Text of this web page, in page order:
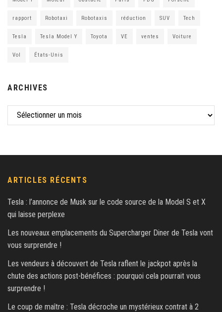
rapport Robotaxi Robotaxis réduction SUV Tech
Tesla Tesla Model Y Toyota VE ventes Voiture
Vol États-Unis
ARCHIVES
ARTICLES RÉCENTS
Tesla : l’annonce de Musk sur le code source de la Model S et X
qui laisse perplexe
Les nouveaux emplacements du Supercharger Diner de Tesla vont
vous surprendre !
Les vendeurs à découvert de Tesla raflent le jackpot après la
chute des actions post-bénéfices : pourquoi cela pourrait vous
surprendre !
Le coup de maître : Tesla décroche un mystérieux contrat à 2